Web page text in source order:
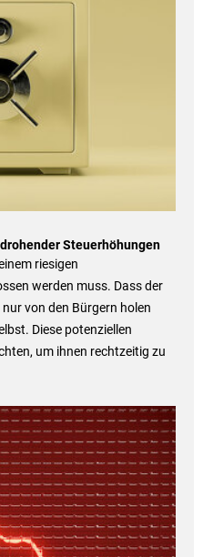
Steuerhöhungen
riesigen
werden muss. Dass der
von den Bürgern holen
Diese potenziellen
um ihnen rechtzeitig zu